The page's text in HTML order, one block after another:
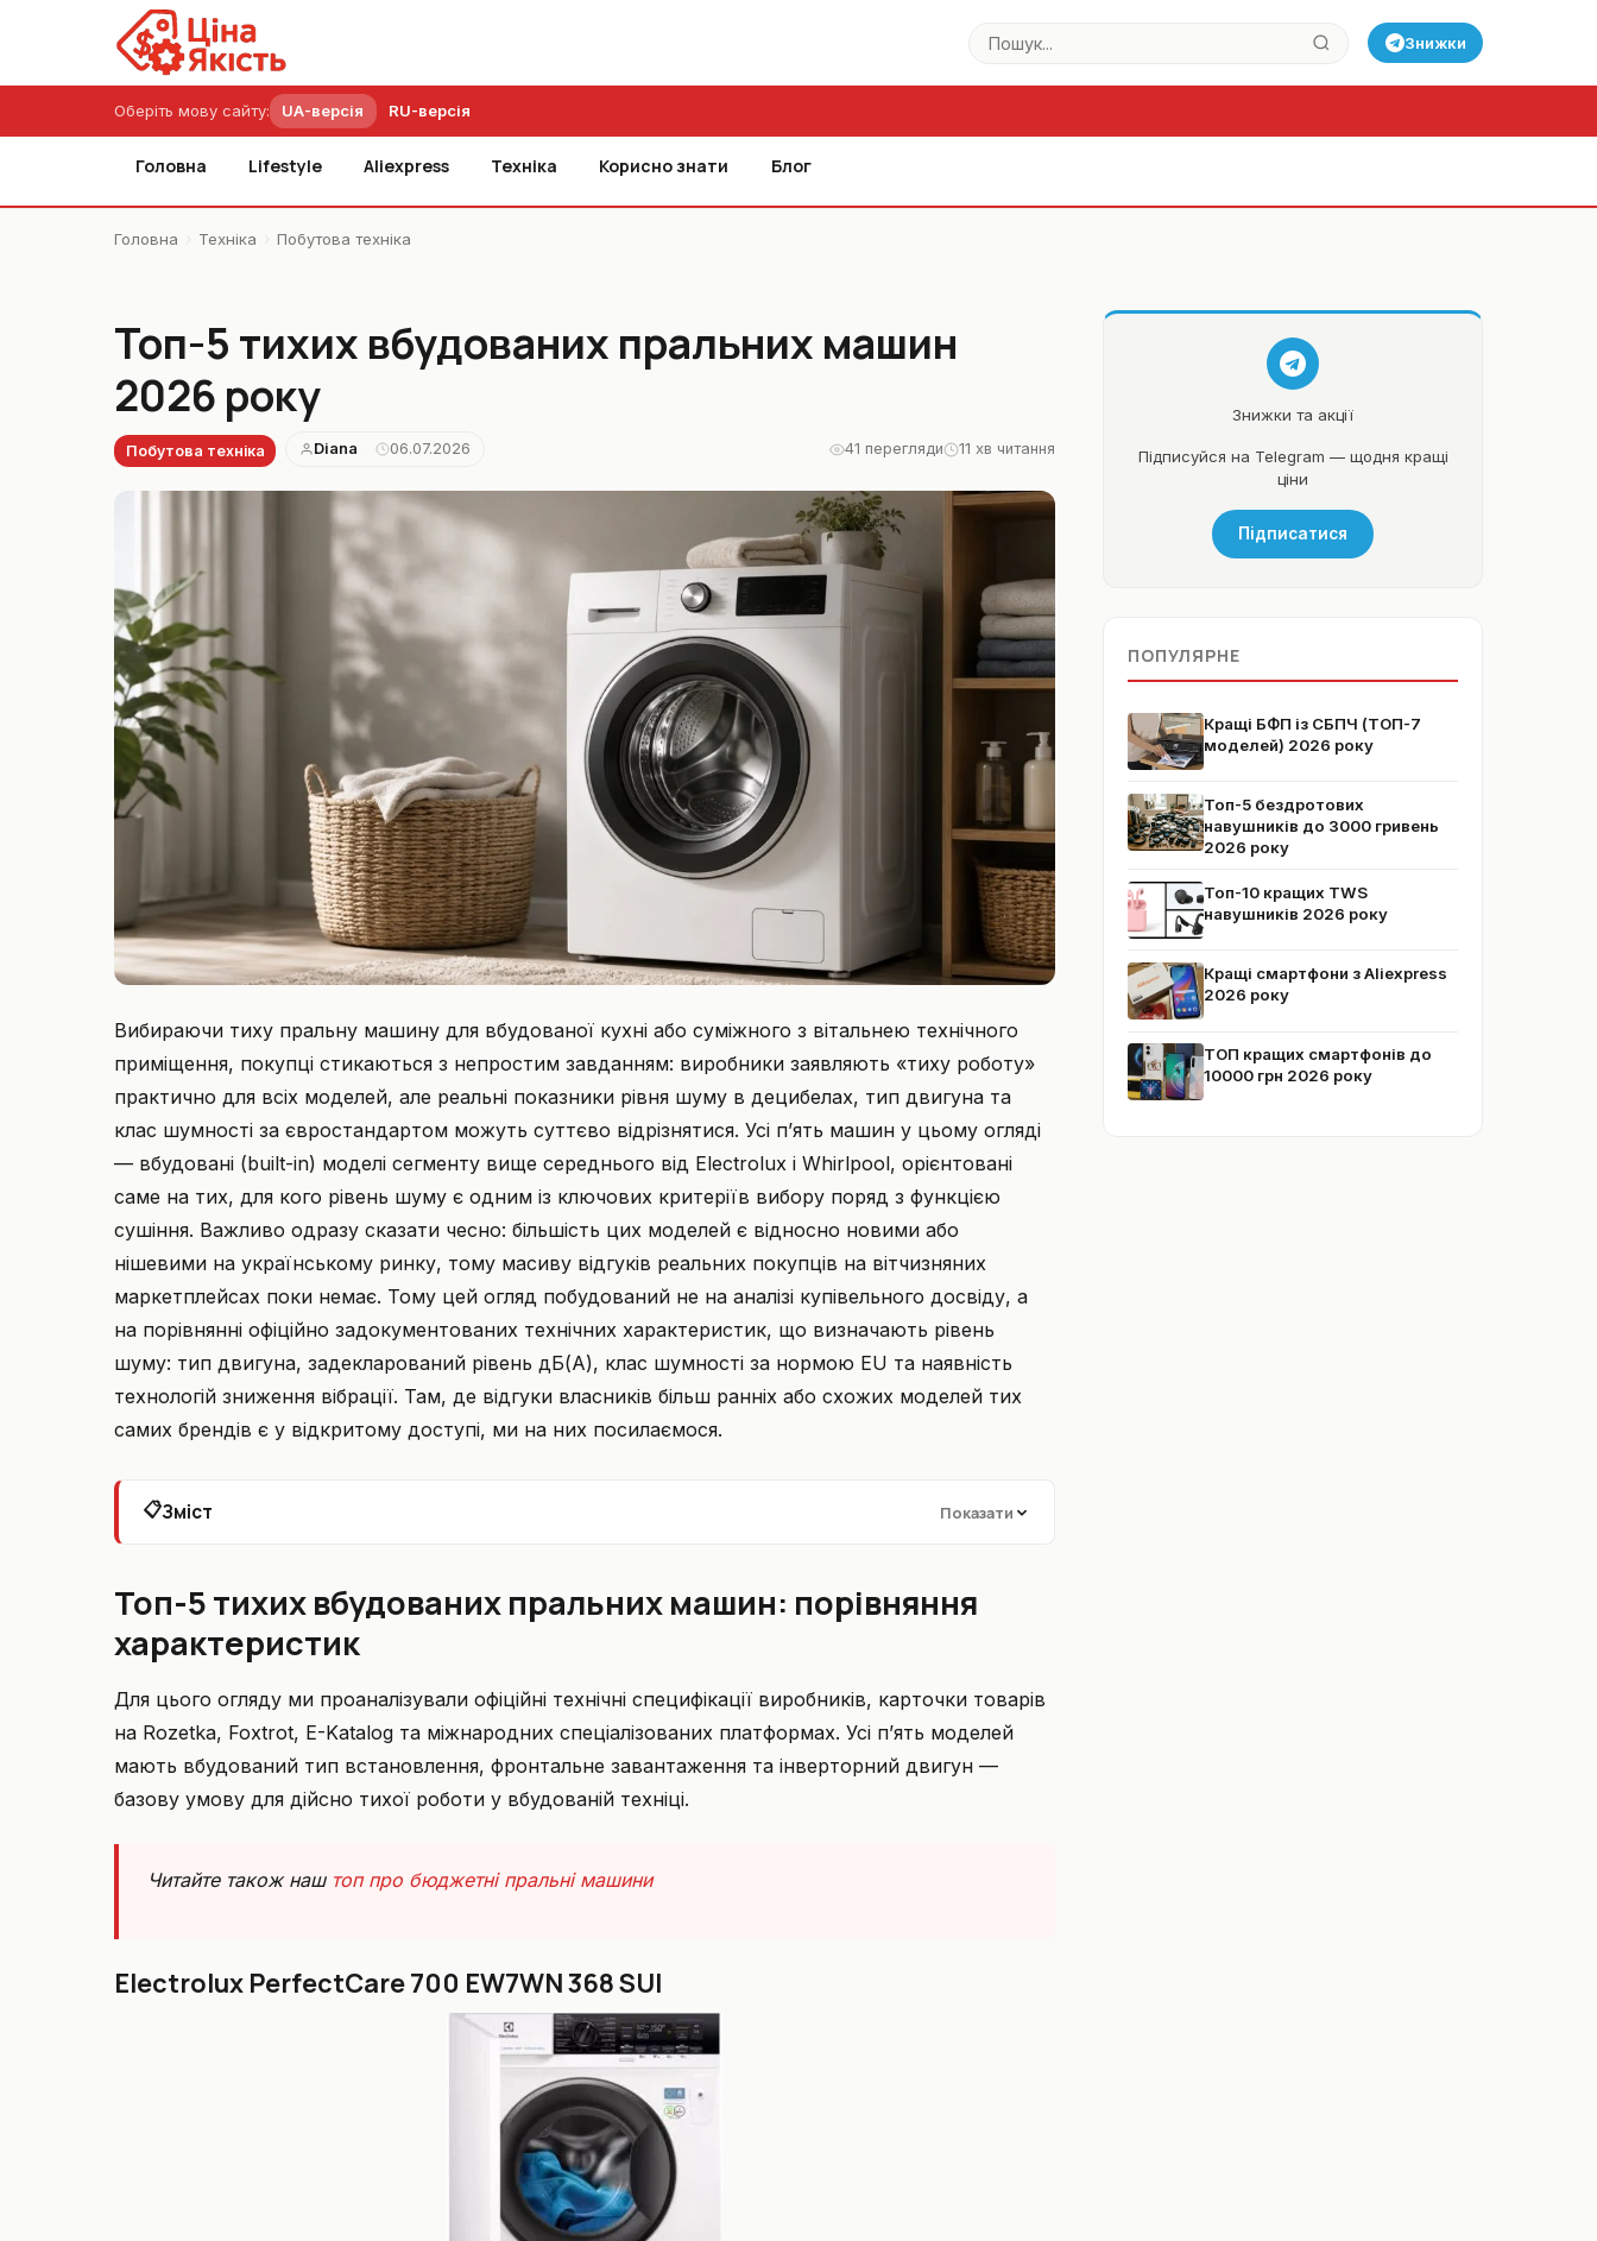
Пошук...
Знижки
Оберіть мову сайту: UA-версія RU-версія
Головна Lifestyle Aliexpress Техніка Корисно знати Блог
Головна Техніка Побутова техніка
Топ-5 тихих вбудованих пральних машин
2026 року
Побутова техніка Diana 06.07.2026 41 перегляди 11 хв читання
Вибираючи тиху пральну машину для вбудованої кухні або суміжного з вітальнею технічного
приміщення, покупці стикаються з непростим завданням: виробники заявляють «тиху роботу»
практично для всіх моделей, але реальні показники рівня шуму в децибелах, тип двигуна та
клас шумності за євростандартом можуть суттєво відрізнятися. Усі п’ять машин у цьому огляді
— вбудовані (built-in) моделі сегменту вище середнього від Electrolux і Whirlpool, орієнтовані
саме на тих, для кого рівень шуму є одним із ключових критеріїв вибору поряд з функцією
сушіння. Важливо одразу сказати чесно: більшість цих моделей є відносно новими або
нішевими на українському ринку, тому масиву відгуків реальних покупців на вітчизняних
маркетплейсах поки немає. Тому цей огляд побудований не на аналізі купівельного досвіду, а
на порівнянні офіційно задокументованих технічних характеристик, що визначають рівень
шуму: тип двигуна, задекларований рівень дБ(А), клас шумності за нормою EU та наявність
технологій зниження вібрації. Там, де відгуки власників більш ранніх або схожих моделей тих
самих брендів є у відкритому доступі, ми на них посилаємося.
📋Зміст Показати
Топ-5 тихих вбудованих пральних машин: порівняння
характеристик
Для цього огляду ми проаналізували офіційні технічні специфікації виробників, карточки товарів
на Rozetka, Foxtrot, E-Katalog та міжнародних спеціалізованих платформах. Усі п’ять моделей
мають вбудований тип встановлення, фронтальне завантаження та інверторний двигун —
базову умову для дійсно тихої роботи у вбудованій техніці.
Читайте також наш топ про бюджетні пральні машини
Electrolux PerfectCare 700 EW7WN 368 SUI
Знижки та акції
Підписуйся на Telegram — щодня кращі
ціни
Підписатися
ПОПУЛЯРНЕ
Кращі БФП із СБПЧ (ТОП-7
моделей) 2026 року
Топ-5 бездротових
навушників до 3000 гривень
2026 року
Топ-10 кращих TWS
навушників 2026 року
Кращі смартфони з Aliexpress
2026 року
ТОП кращих смартфонів до
10000 грн 2026 року